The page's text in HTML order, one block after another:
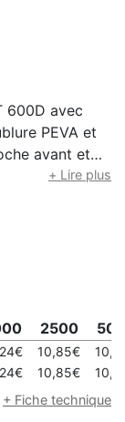
600D avec
PEVA et
avant et
: 9 L+ Lire plus
2500
10,85€
10,85€
+ Fiche technique